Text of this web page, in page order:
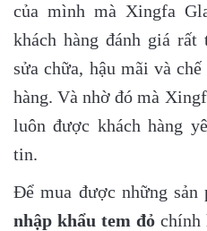
của mình mà Xingfa
khách hàng đánh giá
sửa chữa, hậu mãi và
hàng. Và nhờ đó mà
luôn được khách hàng
tin.
Để mua được những sản
nhập khẩu tem đỏ chính